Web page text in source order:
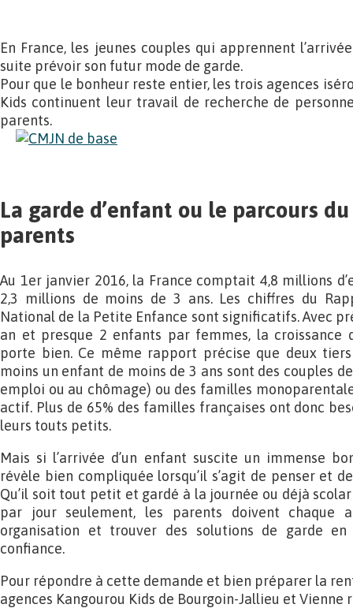
En France, les jeunes couples qui apprennent
suite prévoir son futur mode de garde.
Pour que le bonheur reste entier, les trois agences
Kids continuent leur travail de recherche de
parents.
La garde d’enfant ou le parcours
parents
Au 1er janvier 2016, la France comptait 4,8 millions
2,3 millions de moins de 3 ans. Les chiffres du
National de la Petite Enfance sont significatifs. Avec
an et presque 2 enfants par femmes, la croissance
porte bien. Ce même rapport précise que deux
moins un enfant de moins de 3 ans sont des couples
emploi ou au chômage) ou des familles
actif. Plus de 65% des familles françaises ont donc
leurs touts petits.
Mais si l’arrivée d’un enfant suscite un immense
révèle bien compliquée lorsqu’il s’agit de penser et
Qu’il soit tout petit et gardé à la journée ou déjà
par jour seulement, les parents doivent chaque
organisation et trouver des solutions de garde
confiance.
Pour répondre à cette demande et bien préparer la
agences Kangourou Kids de Bourgoin-Jallieu et